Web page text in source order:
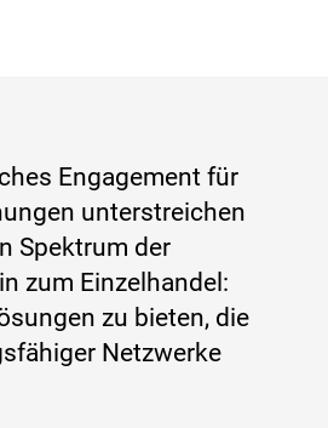
Engagement für
unterstreichen
Spektrum der
zum Einzelhandel:
zu bieten, die
Netzwerke